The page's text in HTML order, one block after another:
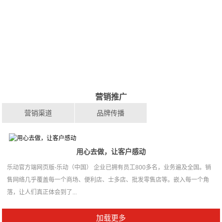
营销推广
营销渠道 品牌传播
用心去做，让客户感动
乐动官方端网页版-乐动（中国） 企业已拥有员工800多名，业务遍及全国。销
售网络几乎覆盖每一个商场、便利店、士多店、批发零售店等。嵌入每一个角
落，让人们真正体会到了...